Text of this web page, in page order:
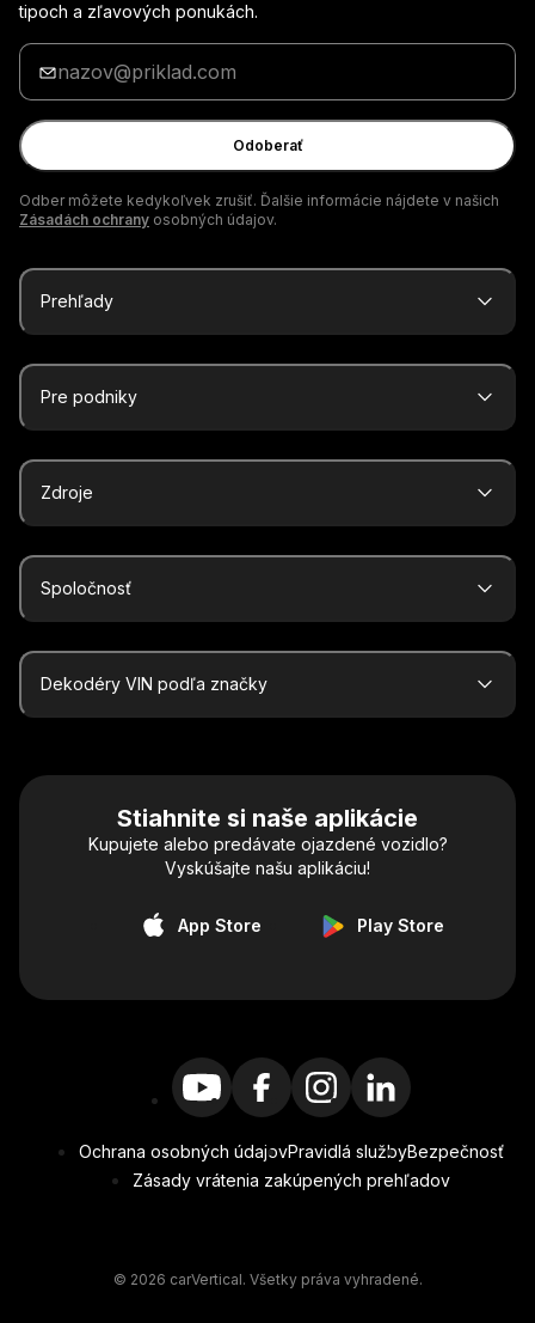
tipoch a zľavových ponukách.
Zadajte
svoj
e-
mail
Odoberať
Odber môžete kedykoľvek zrušiť. Ďalšie informácie nájdete v našich
Zásadách ochrany osobných údajov.
Prehľady
Pre podniky
Zdroje
Spoločnosť
Dekodéry VIN podľa značky
Stiahnite si naše aplikácie
Kupujete alebo predávate ojazdené vozidlo?
Vyskúšajte našu aplikáciu!
App Store Play Store
Ochrana osobných údajovPravidlá službyBezpečnosť
Zásady vrátenia zakúpených prehľadov
© 2026 carVertical. Všetky práva vyhradené.